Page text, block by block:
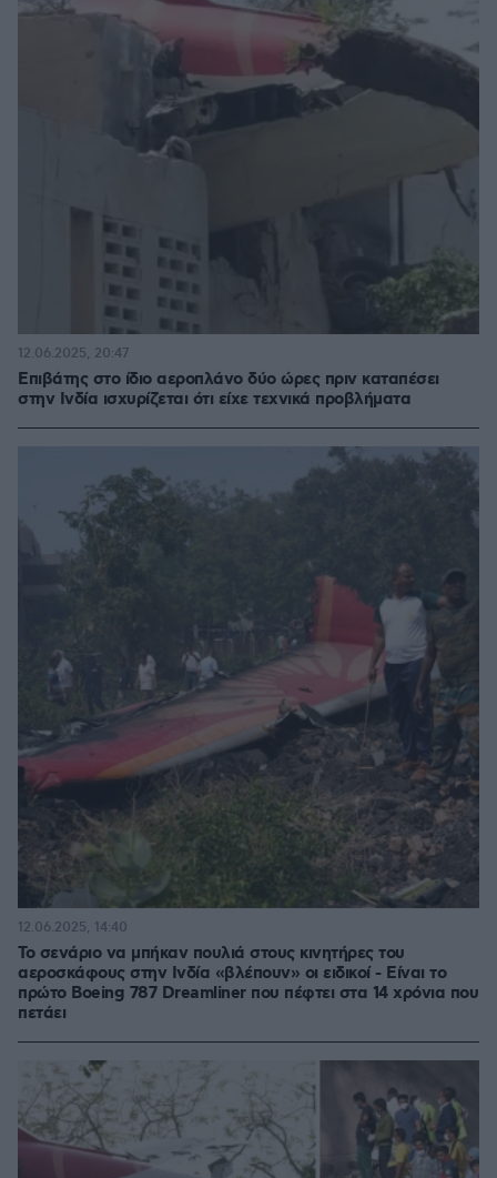
Επιβάτης στο ίδιο αεροπλάνο δύο ώρες πριν καταπέσει
στην Ινδία ισχυρίζεται ότι είχε τεχνικά προβλήματα
12.06.2025, 20:47
Το σενάριο να μπήκαν πουλιά στους κινητήρες του
αεροσκάφους στην Ινδία «βλέπουν» οι ειδικοί - Είναι το
πρώτο Boeing 787 Dreamliner που πέφτει στα 14 χρόνια που
πετάει
12.06.2025, 14:40